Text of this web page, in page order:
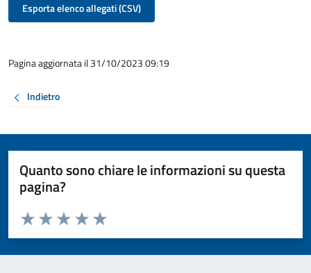
Esporta elenco allegati (CSV)
Pagina aggiornata il 31/10/2023 09:19
Indietro
Quanto sono chiare le informazioni su questa
pagina?
Valuta da 1 a 5 stelle la pagina
Valuta 5 stelle su 5
Valuta 4 stelle su 5
Valuta 3 stelle su 5
Valuta 2 stelle su 5
Valuta 1 stelle su 5